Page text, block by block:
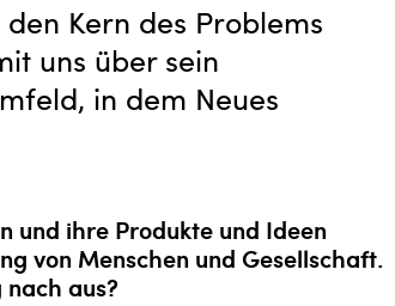
Kern des Problems
uns über sein
in dem Neues
und ihre Produkte und Ideen
von Men­schen und Gesellschaft.
aus?